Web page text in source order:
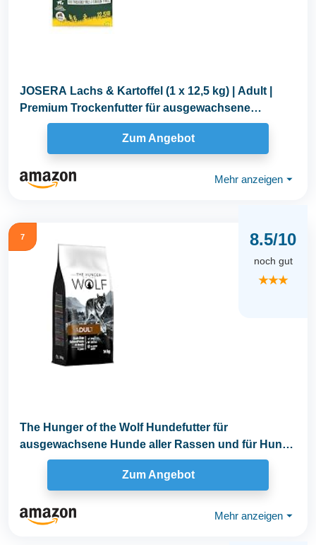
JOSERA Lachs & Kartoffel (1 x 12,5 kg) | Adult |
Premium Trockenfutter für ausgewachsene
Hunde...
Zum Angebot
Mehr anzeigen ⏷
7 8.5/10
noch gut
★★★
The Hunger of the Wolf Hundefutter für
ausgewachsene Hunde aller Rassen und für Hunde
Zum Angebot
Mehr anzeigen ⏷